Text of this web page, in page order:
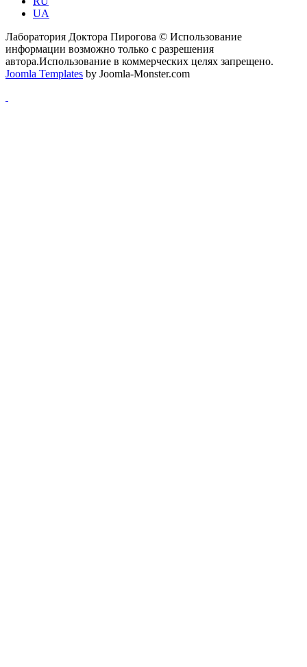
UA
Лаборатория Доктора Пирогова © Использование
информации возможно только с разрешения
автора.Использование в коммерческих целях запрещено.
Joomla Templates by Joomla-Monster.com